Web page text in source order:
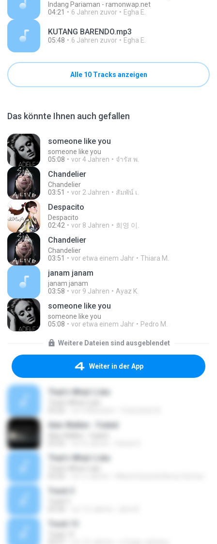
Indang Pariaman - ramonwap.net
04:21
6 Jahren zuvor Egha E.
KUTANG BARENDO.mp3
05:48 6 Jahren zuvor Egha E.
Alle 10 Tracks anzeigen
Das könnte Ihnen auch gefallen
someone like you
someone like you
05:08
vor 4 Jahren จํารัส พ.
Chandelier
Chandelier
03:51
vor 2 Jahren สัมพัน์ เ.
Despacito
Despacito
02:42
vor 8 Jahren 희영 이.
Chandelier
Chandelier
03:51
vor etwa einem Jahr Thiara M.
janam janam
janam janam
03:58
vor 9 Jahren Ayaz K.
someone like you
someone like you
05:08
vor etwa einem Jahr Pedro M.
Weitere Dateien sind ausgeblendet
Weiter in der App
That's What I Like
Alan Walker - Faded
That's What I Like
Track 5
Track 13